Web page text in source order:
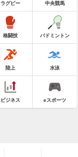
ラグビー 中央競馬
格闘技 バドミントン
陸上 水泳
ビジネス eスポーツ